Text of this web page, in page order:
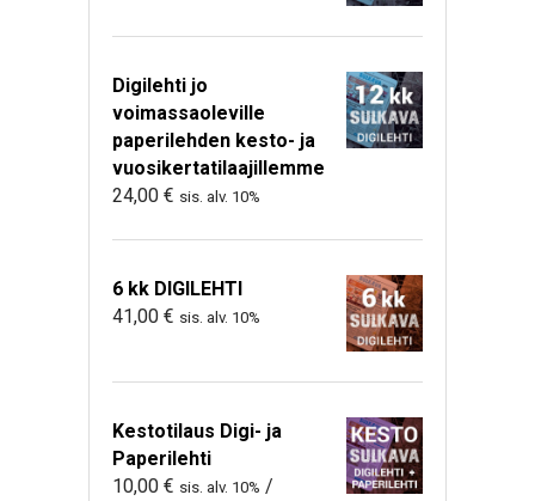
Digilehti jo
voimassaoleville
paperilehden kesto- ja
vuosikertatilaajillemme
24,00 € sis. alv. 10%
6 kk DIGILEHTI
41,00 € sis. alv. 10%
Kestotilaus Digi- ja
Paperilehti
10,00 € sis. alv. 10% /